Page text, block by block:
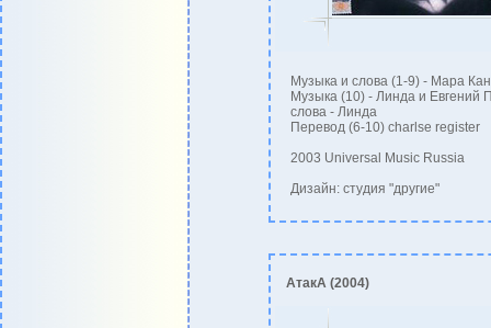
Музыка и слова (1-9) - Мара
Музыка (10) - Линда и Евгений
слова - Линда
Перевод (6-10) сharlse register
2003 Universal Music Russia
Дизайн: cтудия "другие"
АтакА (2004)